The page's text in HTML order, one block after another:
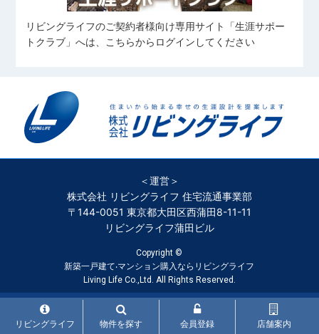
リビングライフのご契約者様向け専用サイト「生涯サポー
トクラブ」へは、こちらからログインしてください
＜運営＞
株式会社 リビングライフ 住宅流通事業部
〒144-0051 東京都大田区西蒲田8-11-11
リビングライフ蒲田ビル
Copyright ©
新築一戸建て‧マンション購入ならリビングライフ
Living Life Co.,Ltd. All Rights Reserved.
リビングライフ
物件を探す 会員登録 店舗案内